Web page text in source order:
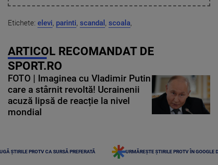
Etichete: elevi, parinti, scandal , scoala,
ARTICOL RECOMANDAT DE
SPORT.RO
FOTO | Imaginea cu Vladimir Putin
care a stârnit revoltă! Ucrainenii
acuză lipsă de reacție la nivel
mondial
ȘTIRILE PROTV CA SURSĂ PREFERATĂ URMĂREȘTE ȘTIRILE PROTV ÎN GOOGLE